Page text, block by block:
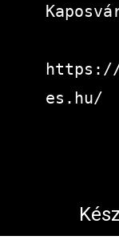
https://
es.hu/